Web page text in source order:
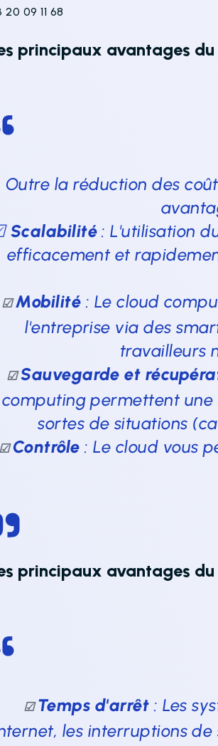
20 09 11 68
principaux avantages
Outre la réduction des
Scalabilité : L'utilisation
efficacement et
☑Mobilité : Le cloud
l'entreprise via des
travailleurs
☑Sauvegarde et
computing permettent
sortes de situations
Contrôle : Le cloud vous
principaux avantages
☑Temps d'arrêt : Les
les interruptions